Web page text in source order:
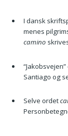
I dansk
menes
camino
Santiago og
Selve ordet